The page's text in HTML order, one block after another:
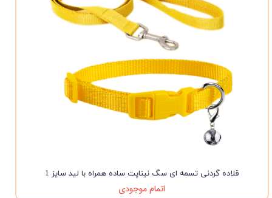
قلاده گردنی تسمه ای سگ نیناپت ساده همراه با لید سایز 1
اتمام موجودی